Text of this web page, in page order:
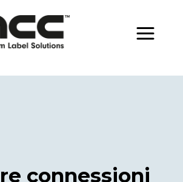
connessioni